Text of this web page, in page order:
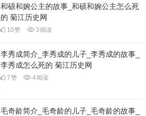
和硕和婉公主的故事_和硕和婉公主怎么死
的 菊江历史网
10赞 3 阅读
李秀成简介_李秀成的儿子_李秀成的故事_
李秀成怎么死的 菊江历史网
7赞 4阅读
毛奇龄简介_毛奇龄的儿子_毛奇龄的故事_